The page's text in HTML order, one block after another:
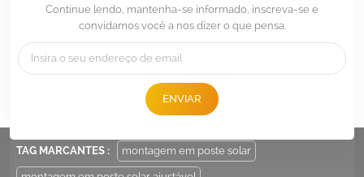
Continue lendo, mantenha-se informado, inscreva-se e
convidamos você a nos dizer o que pensa.
ENVIAR
Tel : +86 -592-6212776
Sales@LandpowerSolar.com
Add : Unit 206-9, No 15, Duiying Road, Jimei District, Xiamen, China
TAG MARCANTES : montagem em poste solar